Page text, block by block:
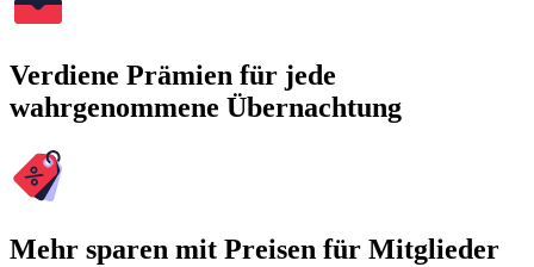
Verdiene Prämien für jede
wahrgenommene Übernachtung
Mehr sparen mit Preisen für Mitglieder